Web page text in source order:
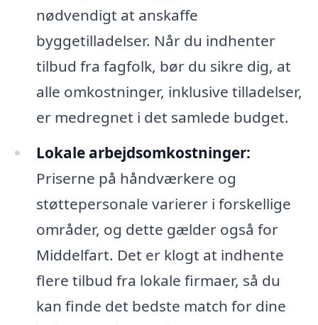
nødvendigt at anskaffe
byggetilladelser. Når du indhenter
tilbud fra fagfolk, bør du sikre dig, at
alle omkostninger, inklusive tilladelser,
er medregnet i det samlede budget.
Lokale arbejdsomkostninger:
Priserne på håndværkere og
støttepersonale varierer i forskellige
områder, og dette gælder også for
Middelfart. Det er klogt at indhente
flere tilbud fra lokale firmaer, så du
kan finde det bedste match for dine